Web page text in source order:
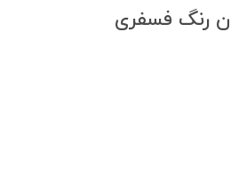
رنگ فسفری